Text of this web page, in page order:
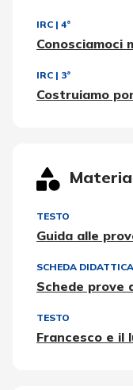
IRC | 4ª
Conosciamoci
IRC | 3ª
Costruiamo
TESTO
Guida alle
SCHEDA DIDATTICA
Schede prove
TESTO
Francesco e il